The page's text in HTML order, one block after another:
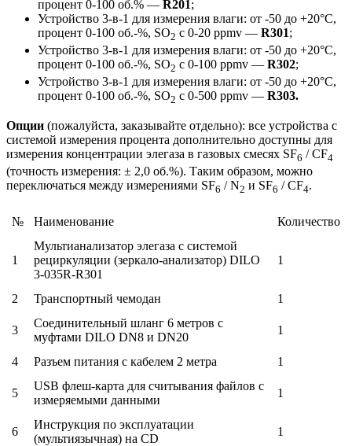
процент 0-100 об.% — R201;
Устройство 3-в-1 для измерения влаги: от -50 до +20°C,
процент 0-100 об.-%, SO2 с 0-20 ppmv — R301;
Устройство 3-в-1 для измерения влаги: от -50 до +20°C,
процент 0-100 об.-%, SO2 с 0-100 ppmv — R302;
Устройство 3-в-1 для измерения влаги: от -50 до +20°C,
процент 0-100 об.-%, SO2 с 0-500 ppmv — R303.
Опции (пожалуйста, заказывайте отдельно): все устройства с
системой измерения процента дополнительно доступны для
измерения концентрации элегаза в газовых смесях SF6 / CF4
(точность измерения: ± 2,0 об.%). Таким образом, можно
переключаться между измерениями SF6 / N2 и SF6 / CF4.
№ Наименование Количество
1
Мультианализатор элегаза с системой
рециркуляции (зеркало-анализатор) DILO
3-035R-R301
1
2 Транспортный чемодан 1
3
Cоединительный шланг 6 метров с
муфтами DILO DN8 и DN20
1
4 Разъем питания с кабелем 2 метра 1
5
USB флеш-карта для считывания файлов с
измеряемыми данными
1
6
Инструкция по эксплуатации
(мультиязычная) на CD
1